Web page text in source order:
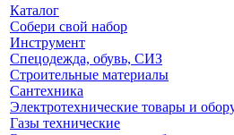
Каталог
Собери свой набор
Инструмент
Спецодежда, обувь, СИЗ
Строительные материалы
Сантехника
Электротехнические товары и
Газы технические